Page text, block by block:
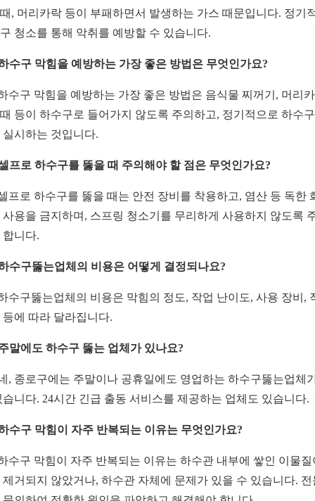
, 머리카락 등이 부패하면서 발생하는 가스 때문입니다. 정기
청소를 통해 악취를 예방할 수 있습니다.
수구 막힘을 예방하는 가장 좋은 방법은 무엇인가요?
수구 막힘을 예방하는 가장 좋은 방법은 음식물 찌꺼기, 머리
등이 하수구로 들어가지 않도록 주의하고, 정기적으로 하수
실시하는 것입니다.
프로 하수구를 뚫을 때 주의해야 할 점은 무엇인가요?
프로 하수구를 뚫을 때는 안전 장비를 착용하고, 염산 등 독한
사용을 금지하며, 스프링 청소기를 무리하게 사용하지 않도록
합니다.
수구뚫는업체의 비용은 어떻게 결정되나요?
수구뚫는업체의 비용은 막힘의 정도, 작업 난이도, 사용 장비,
등에 따라 달라집니다.
말에도 하수구 뚫는 업체가 있나요?
, 종로구에는 주말이나 공휴일에도 영업하는 하수구뚫는업체
습니다. 24시간 긴급 출동 서비스를 제공하는 업체도 있습니다.
수구 막힘이 자주 반복되는 이유는 무엇인가요?
수구 막힘이 자주 반복되는 이유는 하수관 내부에 쌓인 이물질
제거되지 않았거나, 하수관 자체에 문제가 있을 수 있습니다. 전